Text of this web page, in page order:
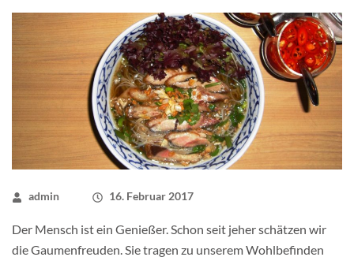
admin 16. Februar 2017
Der Mensch ist ein Genießer. Schon seit jeher schätzen wir
die Gaumenfreuden. Sie tragen zu unserem Wohlbefinden